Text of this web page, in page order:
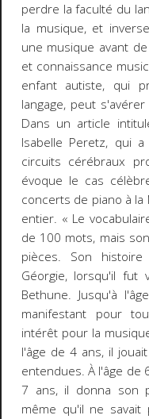
perdre la faculté du
la musique, et
une musique avant
et connaissance
enfant autiste, qui
langage, peut
Dans un article
Isabelle Peretz, qui
circuits cérébraux
évoque le cas
concerts de piano à la
entier. « Le
de 100 mots, mais
pièces. Son
Géorgie, lorsqu'il fut
Bethune. Jusqu'à
manifestant pour
intérêt pour la
l'âge de 4 ans, il
entendues. À l'âge de
7 ans, il donna son
même qu'il ne